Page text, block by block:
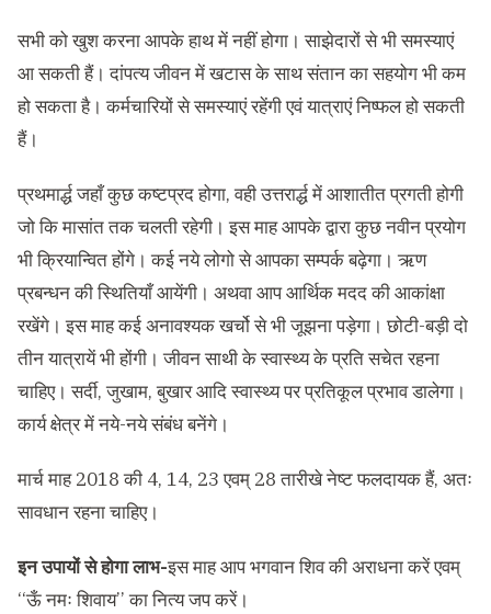
सभी को खुश करना आपके हाथ में नहीं होगा। साझेदारों से भी समस्याएं
आ सकती हैं। दांपत्य जीवन में खटास के साथ संतान का सहयोग भी कम
हो सकता है। कर्मचारियों से समस्याएं रहेंगी एवं यात्राएं निष्फल हो सकती
हैं।
प्रथमार्द्ध जहाँ कुछ कष्टप्रद होगा, वही उत्तरार्द्ध में आशातीत प्रगती होगी
जो कि मासांत तक चलती रहेगी। इस माह आपके द्वारा कुछ नवीन प्रयोग
भी क्रियान्वित होंगे। कई नये लोगो से आपका सम्पर्क बढ़ेगा। ऋण
प्रबन्धन की स्थितियाँ आयेंगी। अथवा आप आर्थिक मदद की आकांक्षा
रखेंगे। इस माह कई अनावश्यक खर्चो से भी जूझना पड़ेगा। छोटी-बड़ी दो
तीन यात्रायें भी होंगी। जीवन साथी के स्वास्थ्य के प्रति सचेत रहना
चाहिए। सर्दी, जुखाम, बुखार आदि स्वास्थ्य पर प्रतिकूल प्रभाव डालेगा।
कार्य क्षेत्र में नये-नये संबंध बनेंगे।
मार्च माह 2018 की 4, 14, 23 एवम् 28 तारीखे नेष्ट फलदायक हैं, अतः
सावधान रहना चाहिए।
इन उपायों से होगा लाभ-इस माह आप भगवान शिव की अराधना करें एवम्
‘‘ऊँ नमः शिवाय’’ का नित्य जप करें।